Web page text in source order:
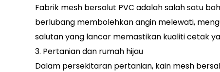
Fabrik mesh bersalut PVC adalah salah satu
berlubang membolehkan angin melewati,
salutan yang lancar memastikan kualiti cetak
3. Pertanian dan rumah hijau
Dalam persekitaran pertanian, kain mesh